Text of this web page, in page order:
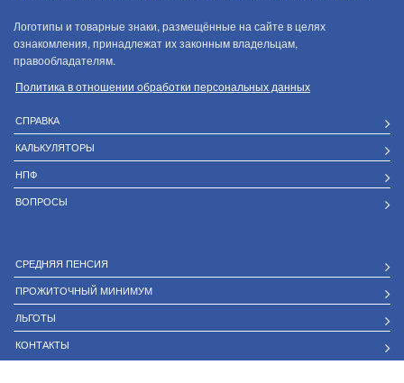
Логотипы и товарные знаки, размещённые на сайте в целях
ознакомления, принадлежат их законным владельцам,
правообладателям.
Политика в отношении обработки персональных данных
СПРАВКА
КАЛЬКУЛЯТОРЫ
НПФ
ВОПРОСЫ
СРЕДНЯЯ ПЕНСИЯ
ПРОЖИТОЧНЫЙ МИНИМУМ
ЛЬГОТЫ
КОНТАКТЫ